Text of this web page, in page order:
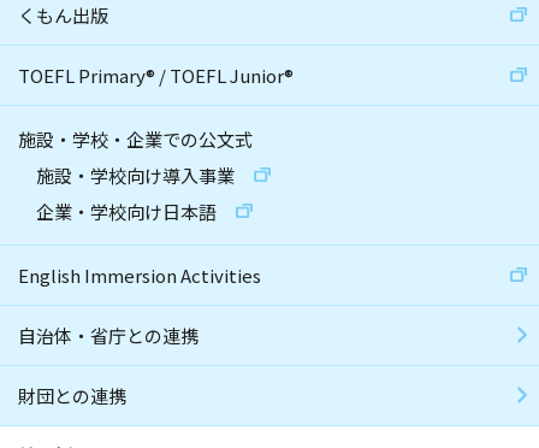
くもん出版
TOEFL Primary® /TOEFL Junior®
施設・学校・企業での公文式
施設・学校向け導入事業
企業・学校向け日本語
English Immersion Activities
自治体・省庁との連携
財団との連携